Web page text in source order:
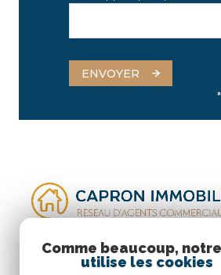
ENVOYER
Comme beaucoup,
utilise les cookies